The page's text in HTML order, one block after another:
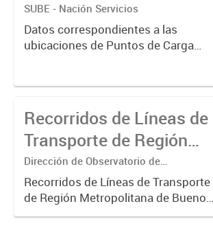
SUBE - Nación Servicios
Datos correspondientes a las
ubicaciones de Puntos de Carga
Recorridos de Líneas de
Transporte de Región
Metropolitana de
Buenos Aires (RMBA)
Dirección de Observatorio de
Transporte, Estudio y Sistemas
Recorridos de Líneas de Transporte
de Región Metropolitana de Buenos
Aires (RMBA).-